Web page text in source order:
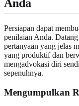
Anda
Persiapan dapat
penilaian Anda.
pertanyaan yang jelas
yang produktif dan
mengadvokasi diri
sepenuhnya.
Mengumpulkan